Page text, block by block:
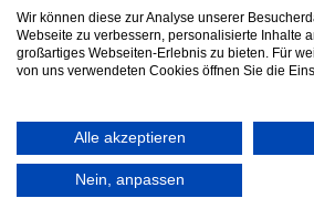
Ochrona danych
Zrealizowane za pomocą Shopware
Wir können diese zur Analyse unserer
Webseite zu verbessern, personalisierte Inhalte
großartiges Webseiten-Erlebnis zu bieten. Für
von uns verwendeten Cookies öffnen Sie die
Alle akzeptieren
Nein, anpassen